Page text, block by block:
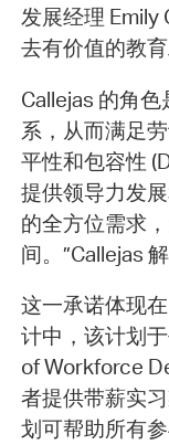
发展经理 Emily
去有价值的教
Callejas 的角
系，从而满足
平性和包容性
提供领导力发
的全方位需求
间。”Callejas
这一承诺体现在
计中，该计划
of Workforce
者提供带薪实
划可帮助所有